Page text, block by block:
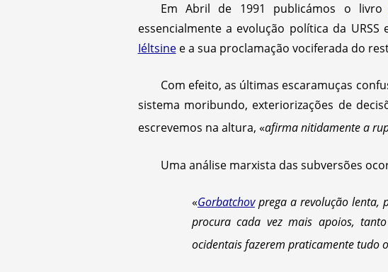
Em Abril de 1991 publicámos o
essencialmente a evolução política da
Iéltsinee a sua proclamação vociferada do
Com efeito, as últimas escaramuças
sistema moribundo, exteriorizações de
escrevemos na altura, «afirma nitidamente a
Uma análise marxista das subversões
«Gorbatchovprega a revolução lenta,
procura cada vez mais apoios,
ocidentais fazerem praticamente tudo